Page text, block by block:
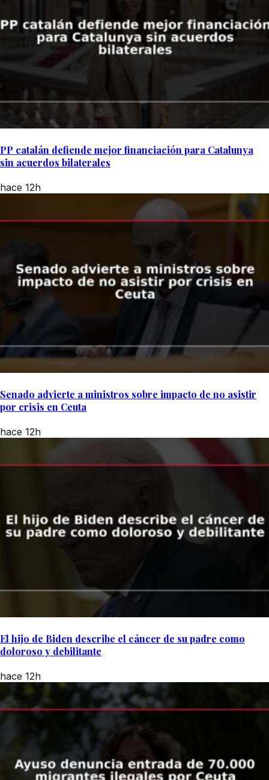
PP catalán defiende mejor financiación para Catalunya
sin acuerdos bilaterales
hace 12h
Senado advierte a ministros sobre impacto de no asistir
por crisis en Ceuta
hace 12h
El hijo de Biden describe el cáncer de su padre como
doloroso y debilitante
hace 12h